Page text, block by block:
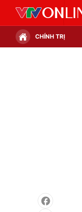
CHÍNH TRỊ